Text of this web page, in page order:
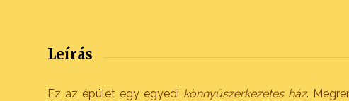
Leírás
Ez az épület egy egyedi könnyűszerkezetes ház.